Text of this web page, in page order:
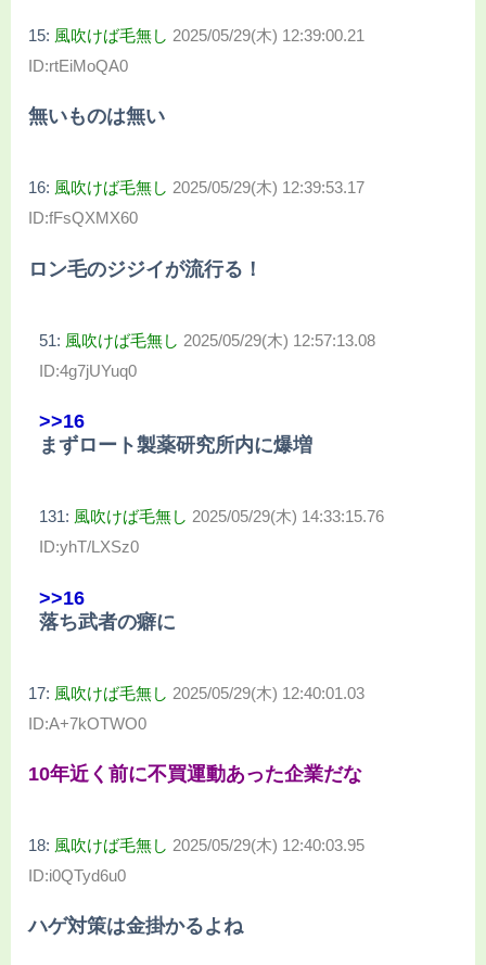
15: 風吹けば毛無し 2025/05/29(木) 12:39:00.21
ID:rtEiMoQA0
無いものは無い
16: 風吹けば毛無し 2025/05/29(木) 12:39:53.17
ID:fFsQXMX60
ロン毛のジジイが流行る！
51: 風吹けば毛無し 2025/05/29(木) 12:57:13.08
ID:4g7jUYuq0
>>16
まずロート製薬研究所内に爆増
131: 風吹けば毛無し 2025/05/29(木) 14:33:15.76
ID:yhT/LXSz0
>>16
落ち武者の癖に
17: 風吹けば毛無し 2025/05/29(木) 12:40:01.03
ID:A+7kOTWO0
10年近く前に不買運動あった企業だな
18: 風吹けば毛無し 2025/05/29(木) 12:40:03.95
ID:i0QTyd6u0
ハゲ対策は金掛かるよね